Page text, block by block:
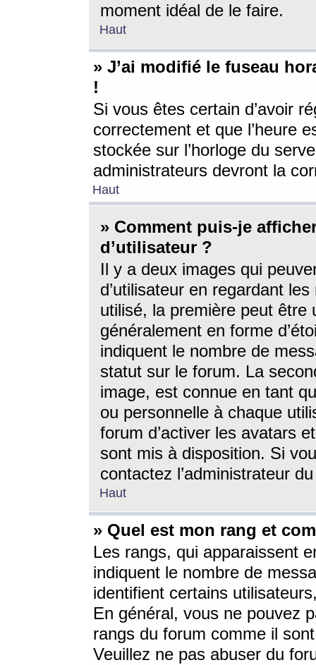
moment idéal de le faire.
Haut
» J’ai modifié le fuseau
!
Si vous êtes certain d’avoir
correctement et que l’heure
stockée sur l’horloge du
administrateurs devront la
Haut
» Comment puis-je
d’utilisateur ?
Il y a deux images qui
d’utilisateur en regardant
utilisé, la première peut être
généralement en forme
indiquent le nombre de
statut sur le forum. La
image, est connue en tant
ou personnelle à chaque
forum d’activer les avatars
sont mis à disposition. Si
contactez l’administrateur
Haut
» Quel est mon rang et
Les rangs, qui apparaissent
indiquent le nombre de
identifient certains
En général, vous ne pouvez
rangs du forum comme il
Veuillez ne pas abuser du